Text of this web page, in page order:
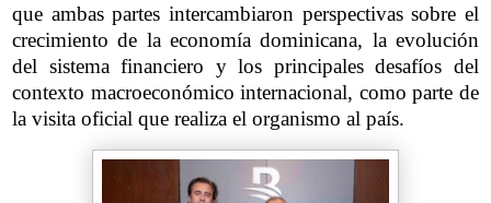
que ambas partes intercambiaron perspectivas sobre el
crecimiento de la economía dominicana, la evolución
del sistema financiero y los principales desafíos del
contexto macroeconómico internacional, como parte de
la visita oficial que realiza el organismo al país.